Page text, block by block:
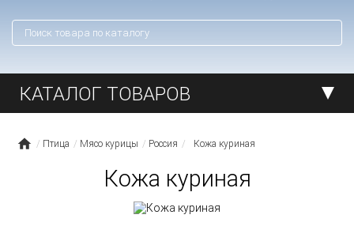
КАТАЛОГ ТОВАРОВ
Птица Мясо курицы Россия Кожа куриная
Кожа куриная